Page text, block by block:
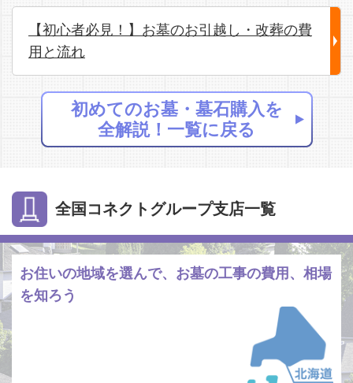
【初心者必見！】お墓のお引越し・改葬の費
用と流れ
初めてのお墓・墓石購入を
全解説！一覧に戻る
全国コネクトグループ支店一覧
お住いの地域を選んで、お墓の工事の費用、相場
を知ろう